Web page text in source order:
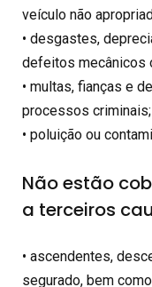
veículo não
• desgastes,
defeitos mecânicos
• multas, fianças e
processos
• poluição ou
Não estão
a terceiros
• ascendentes,
segurado, bem